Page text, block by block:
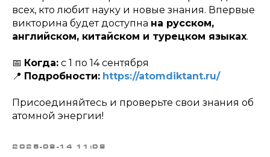
всех, кто любит науку и новые знания. Впервые
викторина будет доступна на русском,
английском, китайском и турецком языках.
📅 Когда: с 1 по 14 сентября
📍 Подробности: https://atomdiktant.ru/
Присоединяйтесь и проверьте свои знания об
атомной энергии!
2025-08-14 11:08